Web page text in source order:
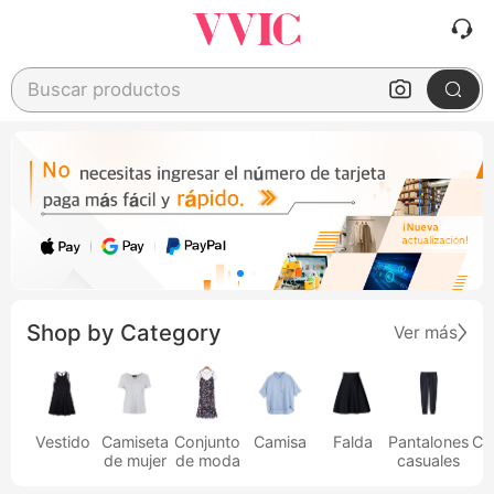
Buscar productos
Shop by Category Ver más
Vestido
Camiseta
de mujer
Conjunto
de moda
Camisa Falda
Pantalones
casuales